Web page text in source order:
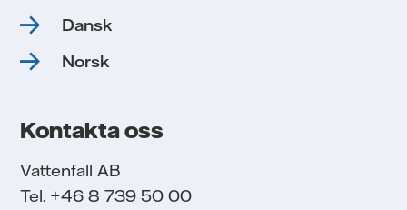
Dansk
Norsk
Kontakta oss
Vattenfall AB
Tel. +46 8 739 50 00